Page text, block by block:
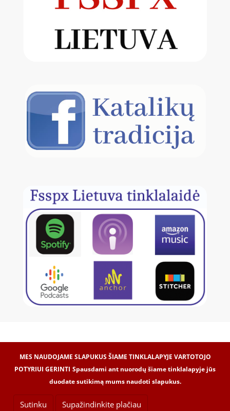
Internetinių svetainių kūrimas -Dipolis.com© 2017
© VšĮ „Laetitia“, 2017
MES NAUDOJAME SLAPUKUS ŠIAME TINKLALAPYJE VARTOTOJO
POTYRIUI GERINTI Spausdami ant nuorodų šiame tinklalapyje jūs
duodate sutikimą mums naudoti slapukus.
Sutinku Supažindinkite plačiau